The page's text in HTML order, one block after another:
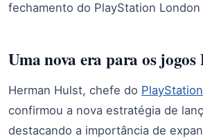
fechamento do PlayStation
Uma nova era para os
Herman Hulst, chefe do
confirmou a nova estratégia de
destacando a importância de